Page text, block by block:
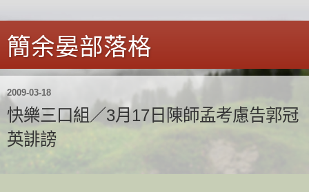
簡余晏部落格
2009-03-18
快樂三口組／3月17日陳師孟考慮告郭冠
英誹謗